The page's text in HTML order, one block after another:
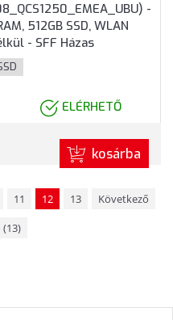
-
512GB SSD, WLAN
- SFF Házas
ELÉRHETŐ
kosárba
11 12 13
Következő